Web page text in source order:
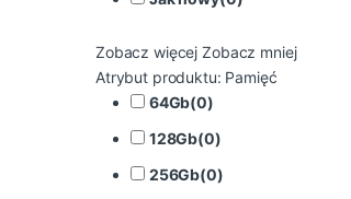
Zobacz więcej Zobacz mniej
Atrybut produktu: Pamięć
64Gb(0)
128Gb(0)
256Gb(0)